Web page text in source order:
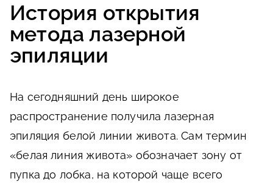
История открытия
метода лазерной
эпиляции
На сегодняшний день широкое
распространение получила лазерная
эпиляция белой линии живота. Сам термин
«белая линия живота» обозначает зону от
пупка до лобка, на которой чаще всего